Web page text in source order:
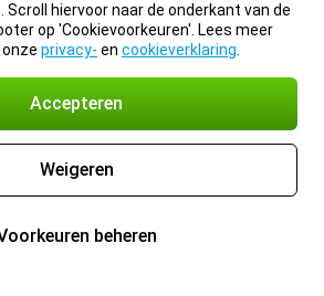
hiervoor naar de onderkant van de
op 'Cookievoorkeuren'. Lees meer
privacy- en cookieverklaring
Accepteren
Weigeren
beheren